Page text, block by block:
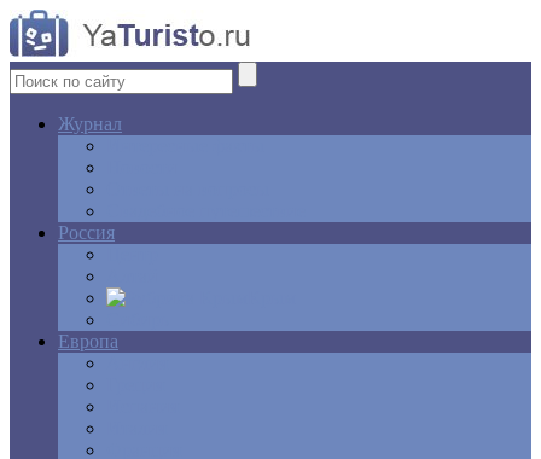
Журнал
Россия
Европа